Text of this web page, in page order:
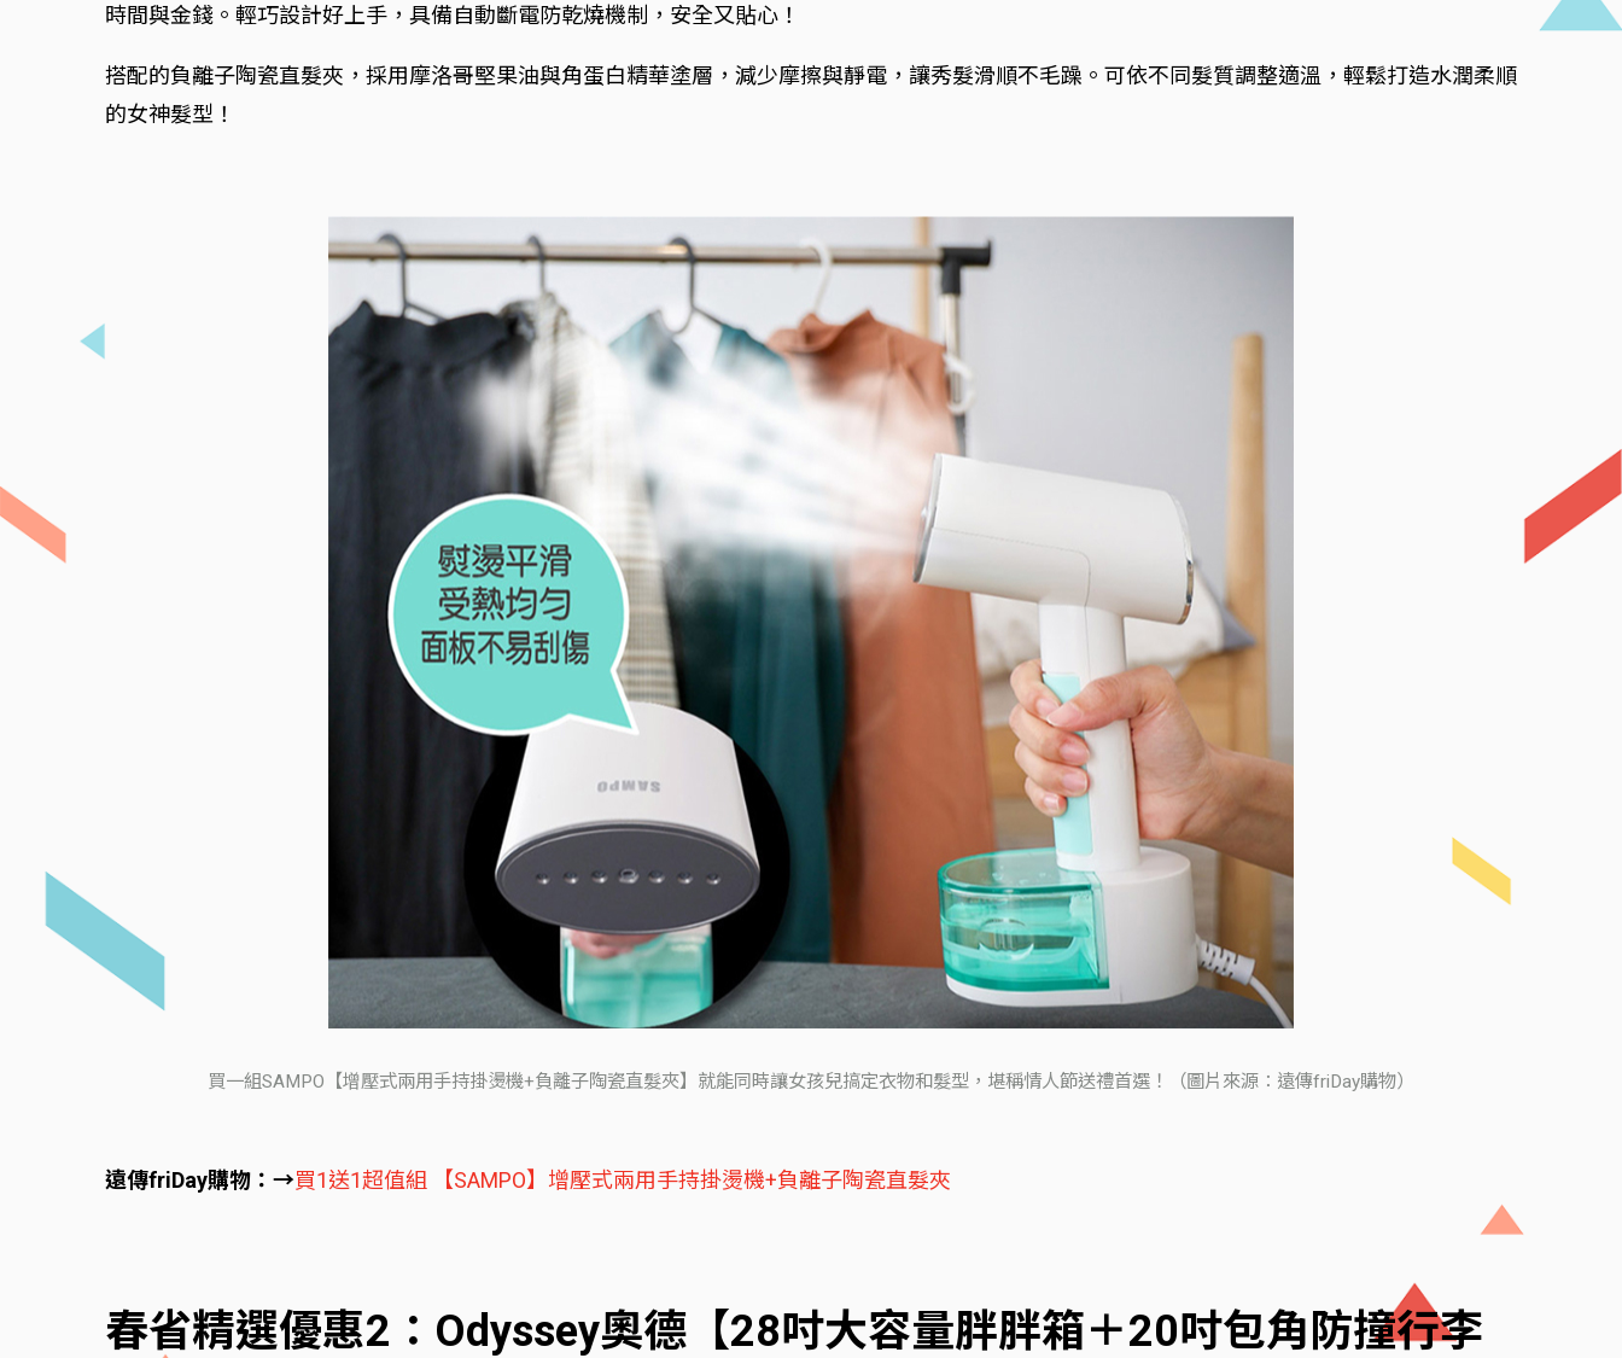
時間與金錢。輕巧設計好上手，具備自動斷電防乾燒機制，安全又貼心！
搭配的負離子陶瓷直髮夾，採用摩洛哥堅果油與角蛋白精華塗層，減少摩擦與靜電，讓秀髮滑順不毛躁。可依不同髮質調整適溫，輕鬆打造水潤柔順
的女神髮型！
買一組SAMPO【增壓式兩用手持掛燙機+負離子陶瓷直髮夾】就能同時讓女孩兒搞定衣物和髮型，堪稱情人節送禮首選！（圖片來源：遠傳friDay購物）
遠傳friDay購物：→買1送1超值組 【SAMPO】增壓式兩用手持掛燙機+負離子陶瓷直髮夾
春省精選優惠2：Odyssey奧德【28吋大容量胖胖箱＋20吋包角防撞行李